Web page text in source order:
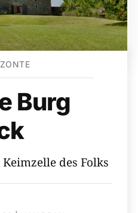
Burg
des Folks